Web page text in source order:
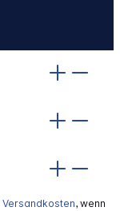
Versandkosten, wenn